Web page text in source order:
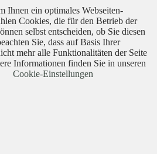
Ihnen ein optimales Webseiten-
Cookies, die für den Betrieb der
selbst entscheiden, ob Sie diesen
Sie, dass auf Basis Ihrer
mehr alle Funktionalitäten der Seite
Informationen finden Sie in unseren
Cookie-Einstellungen